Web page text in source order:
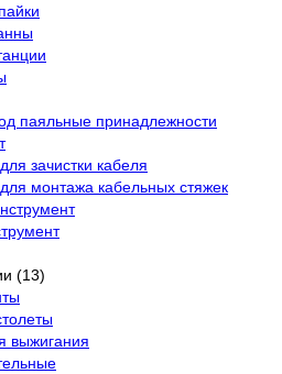
паяльные принадлежности
зачистки кабеля
монтажа кабельных стяжек
(13)
выжигания